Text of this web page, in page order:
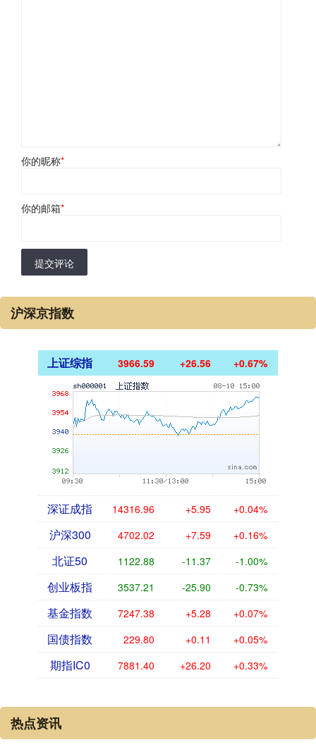
你的昵称*
你的邮箱*
提交评论
沪深京指数
上证综指 3966.59 +26.56 +0.67%
深证成指 14316.96 +5.95 +0.04%
沪深300 4702.02 +7.59 +0.16%
北证50 1122.88 -11.37 -1.00%
创业板指 3537.21 -25.90 -0.73%
基金指数 7247.38 +5.28 +0.07%
国债指数 229.80 +0.11 +0.05%
期指IC0 7881.40 +26.20 +0.33%
热点资讯